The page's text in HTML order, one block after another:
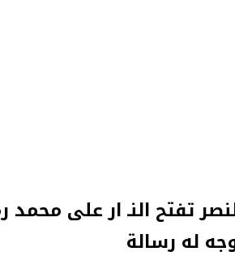
تفتح النـ ار على محمد
له رسالة